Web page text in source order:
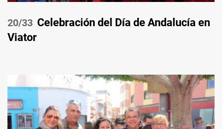
/33 Celebración del Día de Andalucía en
Viator